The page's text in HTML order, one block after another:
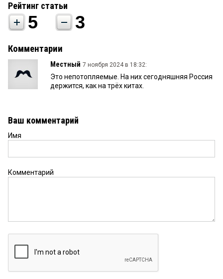
Рейтинг статьи
5 3
Комментарии
Местный 7 ноября 2024 в 18:32:
Это непотопляемые. На них сегодняшняя Россия
держится, как на трёх китах.
Ваш комментарий
Имя
Комментарий